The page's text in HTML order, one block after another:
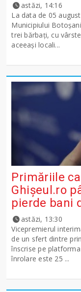
astăzi, 14:16
La data de 05
Municipiului
trei bărbați, cu
aceeași locali...
Primăriile
Ghişeul.ro
pierde bani
astăzi, 13:30
Vicepremierul
de un sfert dintre
înscrise pe
înrolare este 25 ...